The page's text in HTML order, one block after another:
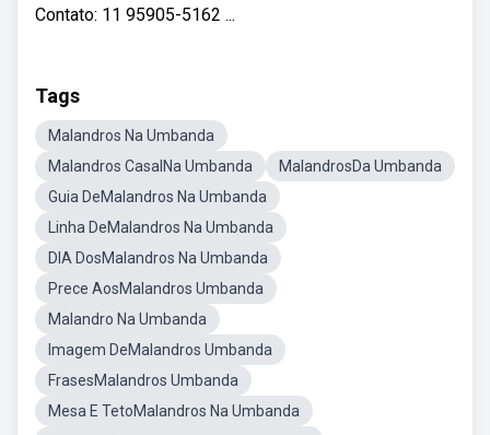
Contato: 11 95905-5162 ...
Tags
Malandros Na Umbanda
Malandros CasalNa Umbanda
MalandrosDa Umbanda
Guia DeMalandros Na Umbanda
Linha DeMalandros Na Umbanda
DIA DosMalandros Na Umbanda
Prece AosMalandros Umbanda
Malandro Na Umbanda
Imagem DeMalandros Umbanda
FrasesMalandros Umbanda
Mesa E TetoMalandros Na Umbanda